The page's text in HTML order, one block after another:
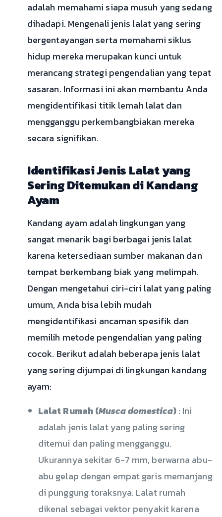
adalah memahami siapa musuh yang sedang
dihadapi. Mengenali jenis lalat yang sering
bergentayangan serta memahami siklus
hidup mereka merupakan kunci untuk
merancang strategi pengendalian yang tepat
sasaran. Informasi ini akan membantu Anda
mengidentifikasi titik lemah lalat dan
mengganggu perkembangbiakan mereka
secara signifikan.
Identifikasi Jenis Lalat yang
Sering Ditemukan di Kandang
Ayam
Kandang ayam adalah lingkungan yang
sangat menarik bagi berbagai jenis lalat
karena ketersediaan sumber makanan dan
tempat berkembang biak yang melimpah.
Dengan mengetahui ciri-ciri lalat yang paling
umum, Anda bisa lebih mudah
mengidentifikasi ancaman spesifik dan
memilih metode pengendalian yang paling
cocok. Berikut adalah beberapa jenis lalat
yang sering dijumpai di lingkungan kandang
ayam:
Lalat Rumah (Musca domestica): Ini
adalah jenis lalat yang paling sering
ditemui dan paling mengganggu.
Ukurannya sekitar 6-7 mm, berwarna abu-
abu gelap dengan empat garis memanjang
di punggung toraksnya. Lalat rumah
dikenal sebagai vektor penyakit karena